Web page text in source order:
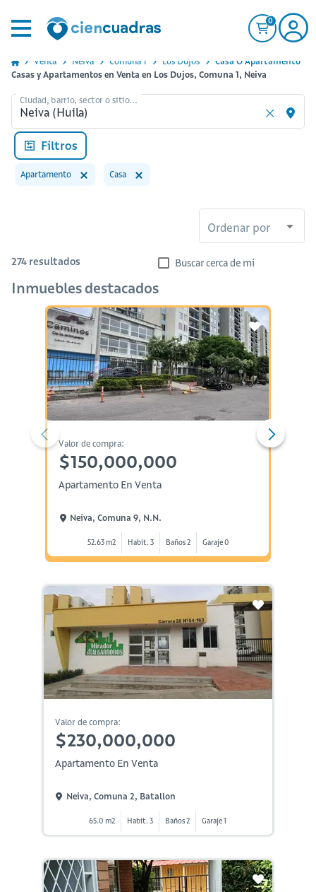
0
Venta Neiva Comuna 1 Los Dujos
Casa O Apartamento
Casas y Apartamentos en Venta en Los Dujos, Comuna 1, Neiva
Ciudad, barrio, sector o sitio...
Filtros
Apartamento Casa
Ordenar por
274 resultados Buscar cerca de mi
Inmuebles destacados
Valor de compra:
$150,000,000
Apartamento En Venta
Neiva, Comuna 9, N.n.
52.63 m2 Habit. 3 Baños 2 Garaje 0
Valor
Valor de compra:
$230,000,000
Apartamento En Venta
Neiva, Comuna 2, Batallon
65.0 m2 Habit. 3 Baños 2 Garaje 1